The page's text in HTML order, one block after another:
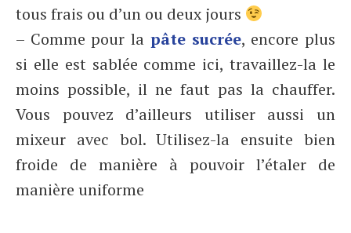
tous frais ou d’un ou deux jours
– Comme pour la pâte sucrée, encore plus
si elle est sablée comme ici, travaillez-la le
moins possible, il ne faut pas la chauffer.
Vous pouvez d’ailleurs utiliser aussi un
mixeur avec bol. Utilisez-la ensuite bien
froide de manière à pouvoir l’étaler de
manière uniforme